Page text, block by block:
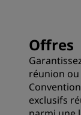
Offres
réunion ou
exclusifs